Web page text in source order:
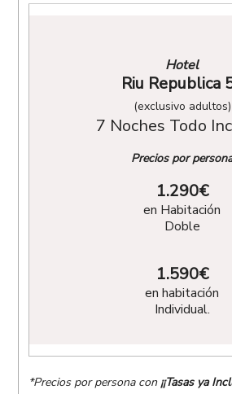
Hotel
Riu Republica
(exclusivo adultos)
7 Noches Todo
Precios por
1.290€
en Habitación
Doble
1.590€
en habitación
Individual.
*Precios por persona con ¡¡Tasas ya